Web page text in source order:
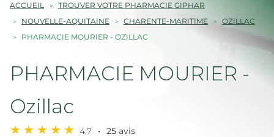
ACCUEIL
TROUVER VOTRE PHARMACIE GIPHAR
NOUVELLE-AQUITAINE
CHARENTE-MARITIME
OZILLAC
PHARMACIE MOURIER - OZILLAC
PHARMACIE MOURIER -
Ozillac
4,7 25 avis